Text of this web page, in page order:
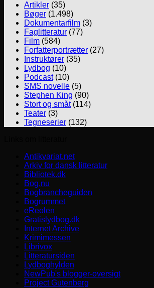
Artikler (35)
Bøger (1.498)
Dokumentarfilm (3)
Faglitteratur (77)
Film (584)
Forfatterportrætter (27)
Instruktører (35)
Lydbog (10)
Podcast(10)
SMS novelle (5)
Stephen King (90)
Stort og småt(114)
Teater (3)
Tegneserier (132)
Antikvariat.net
Arkiv for dansk litteratur
Bibliotek.dk
Bog.nu
Bogbrancheguiden
Bogrummet
eReolen
Gratislydbog.dk
Internet Archive
Krimimessen
Librivox
Litteratursiden
Lydboghylden
NewPub's blogger-oversigt
Project Gutenberg